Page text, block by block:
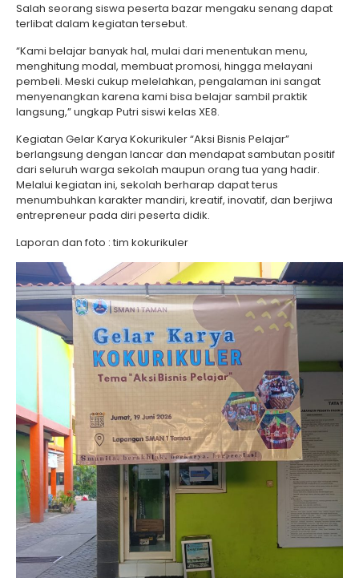
Salah seorang siswa peserta bazar mengaku senang dapat
terlibat dalam kegiatan tersebut.
“Kami belajar banyak hal, mulai dari menentukan menu,
menghitung modal, membuat promosi, hingga melayani
pembeli. Meski cukup melelahkan, pengalaman ini sangat
menyenangkan karena kami bisa belajar sambil praktik
langsung,” ungkap Putri siswi kelas XE8.
Kegiatan Gelar Karya Kokurikuler “Aksi Bisnis Pelajar”
berlangsung dengan lancar dan mendapat sambutan positif
dari seluruh warga sekolah maupun orang tua yang hadir.
Melalui kegiatan ini, sekolah berharap dapat terus
menumbuhkan karakter mandiri, kreatif, inovatif, dan berjiwa
entrepreneur pada diri peserta didik.
Laporan dan foto : tim kokurikuler